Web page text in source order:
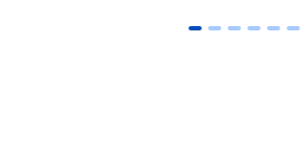
0 1 2 3 4 5